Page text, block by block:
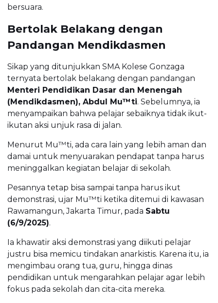
bersuara.
Bertolak Belakang dengan
Pandangan Mendikdasmen
Sikap yang ditunjukkan SMA Kolese Gonzaga
ternyata bertolak belakang dengan pandangan
Menteri Pendidikan Dasar dan Menengah
(Mendikdasmen), Abdul Mu™ti. Sebelumnya, ia
menyampaikan bahwa pelajar sebaiknya tidak ikut-
ikutan aksi unjuk rasa di jalan.
Menurut Mu™ti, ada cara lain yang lebih aman dan
damai untuk menyuarakan pendapat tanpa harus
meninggalkan kegiatan belajar di sekolah.
Pesannya tetap bisa sampai tanpa harus ikut
demonstrasi, ujar Mu™ti ketika ditemui di kawasan
Rawamangun, Jakarta Timur, pada Sabtu
(6/9/2025).
Ia khawatir aksi demonstrasi yang diikuti pelajar
justru bisa memicu tindakan anarkistis. Karena itu, ia
mengimbau orang tua, guru, hingga dinas
pendidikan untuk mengarahkan pelajar agar lebih
fokus pada sekolah dan cita-cita mereka.